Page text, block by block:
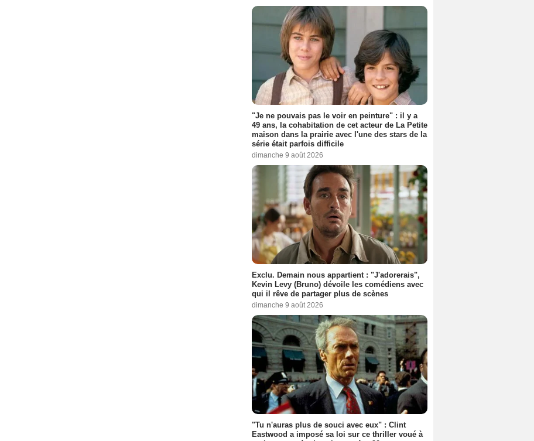
"Je ne pouvais pas le voir en peinture" : il y a
49 ans, la cohabitation de cet acteur de La Petite
maison dans la prairie avec l'une des stars de la
série était parfois difficile
dimanche 9 août 2026
Exclu. Demain nous appartient : "J'adorerais",
Kevin Levy (Bruno) dévoile les comédiens avec
qui il rêve de partager plus de scènes
dimanche 9 août 2026
"Tu n'auras plus de souci avec eux" : Clint
Eastwood a imposé sa loi sur ce thriller voué à